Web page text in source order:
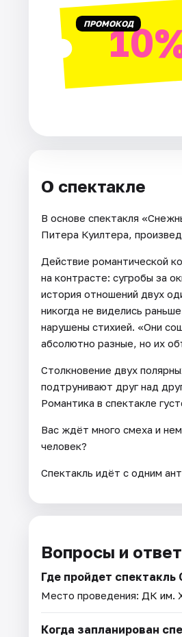
Рейтинги ПРОМОКОД
О спектакле
В основе спектакля
Питера Куилтера,
Действие романтической
на контрасте: сугробы за
история отношений двух
никогда не виделись
нарушены стихией. «Они
абсолютно разные, но их
Столкновение двух
подтрунивают друг над
Романтика в спектакле
Вас ждёт много смеха и
человек?
Спектакль идёт с одним
Вопросы и
Где пройдет
Место проведения: ДК им.
Когда запланирован